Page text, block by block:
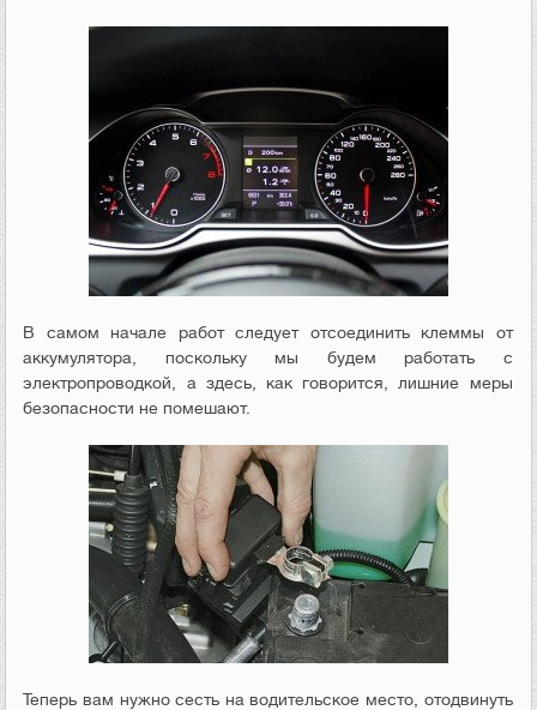
В самом начале работ следует отсоединить клеммы от
аккумулятора, поскольку мы будем работать с
электропроводкой, а здесь, как говорится, лишние меры
безопасности не помешают.
Теперь вам нужно сесть на водительское место, отодвинуть